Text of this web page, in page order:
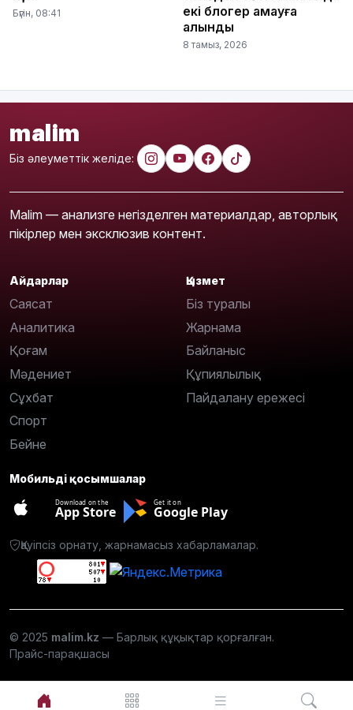
Бүгін, 08:41
екі блогер қамауға
алынды
8 тамыз, 2026
malim
Біз әлеуметтік желіде:
Malim — анализге негізделген материалдар, авторлық
пікірлер мен эксклюзив контент.
Айдарлар
Саясат
Аналитика
Қоғам
Мәдениет
Сұхбат
Спорт
Бейне
Қызмет
Біз туралы
Жарнама
Байланыс
Құпиялылық
Пайдалану ережесі
Мобильді қосымшалар
Download on the
App Store
Get it on
Google Play
Қауіпсіз орнату, жарнамасыз хабарламалар.
© 2025 malim.kz — Барлық құқықтар қорғалған.
Прайс-парақшасы